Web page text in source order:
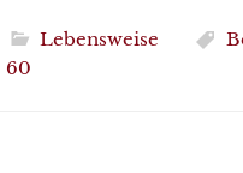
Lebensweise
60